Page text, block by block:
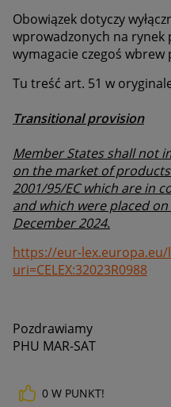
Obowiązek dotyczy
wprowadzonych na rynek
wymagacie czegoś wbrew
Tu treść art. 51 w
Transitional provision
Member States shall not
on the market of
2001/95/EC which are in
and which were placed
December 2024.
https://eur-lex.europa.eu/
uri=CELEX:32023R0988
Pozdrawiamy
PHU MAR-SAT
0 W PUNKT!